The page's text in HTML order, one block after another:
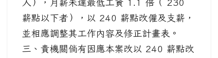
人），月薪未達最低工資 1.1 倍（ 230
薪點以下者），以 240 薪點改僱及支薪，
並相應調整其工作內容及修正計畫表。
三、貴機關倘有因應本案改以 240 薪點改